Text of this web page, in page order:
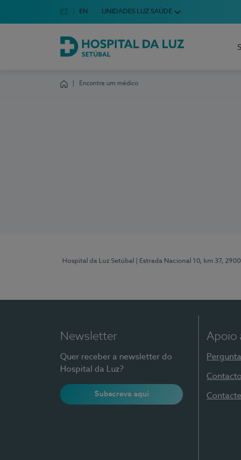
Escolha o seu idioma
Idioma em Português
PT English Language
EN UNIDADES LUZ SAÚDE
Hospital da Luz Setúbal
Encontre um médico
Hospital da Luz Setúbal | Estrada Nacional 10, km 37,
Newsletter
Quer receber a newsletter do
Hospital da Luz?
Subscreva aqui
Apoio